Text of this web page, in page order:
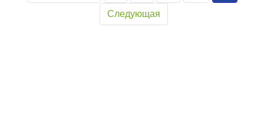
Следующая